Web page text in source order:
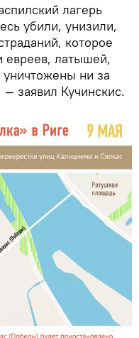
лагерь
убили, унизили,
которое
евреев, латышей,
уничтожены ни за
заявил Кучинскис.